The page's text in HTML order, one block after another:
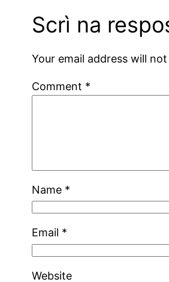
Scrì na
Your email address will
Comment *
Name *
Email *
Website